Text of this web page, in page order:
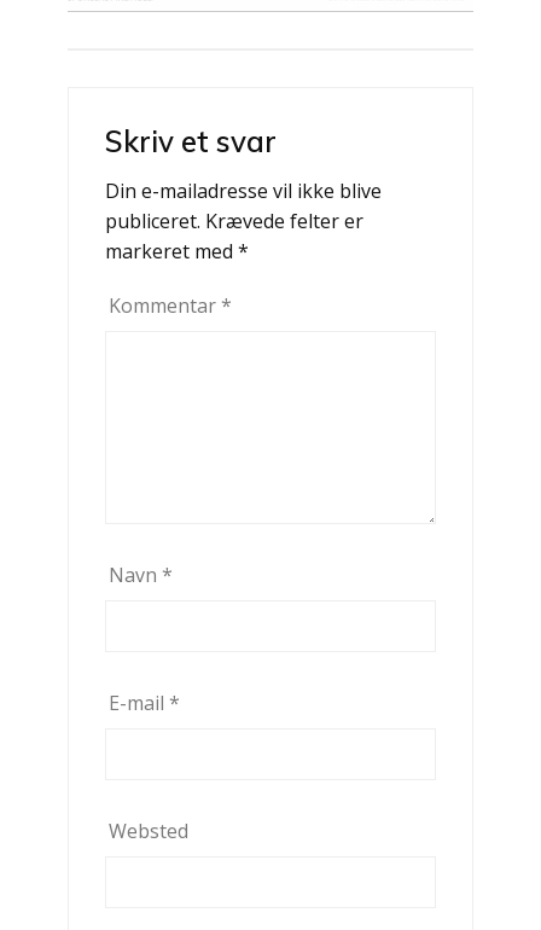
Skriv et svar
Din e-mailadresse vil ikke blive
publiceret. Krævede felter er
markeret med *
Kommentar*
Navn *
E-mail *
Websted